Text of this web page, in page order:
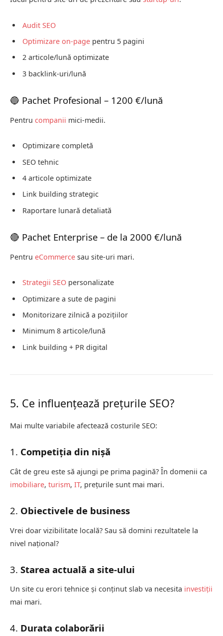
Audit SEO
Optimizare on-page pentru 5 pagini
2 articole/lună optimizate
3 backlink-uri/lună
🔵 Pachet Profesional – 1200 €/lună
Pentru companii mici-medii.
Optimizare completă
SEO tehnic
4 articole optimizate
Link building strategic
Raportare lunară detaliată
🔴 Pachet Enterprise – de la 2000 €/lună
Pentru eCommerce sau site-uri mari.
Strategii SEO personalizate
Optimizare a sute de pagini
Monitorizare zilnică a pozițiilor
Minimum 8 articole/lună
Link building + PR digital
5. Ce influențează prețurile SEO?
Mai multe variabile afectează costurile SEO:
1. Competiția din nișă
Cât de greu este să ajungi pe prima pagină? În domenii ca
imobiliare, turism, IT, prețurile sunt mai mari.
2. Obiectivele de business
Vrei doar vizibilitate locală? Sau să domini rezultatele la
nivel național?
3. Starea actuală a site-ului
Un site cu erori tehnice și conținut slab va necesita investiții
mai mari.
4. Durata colaborării